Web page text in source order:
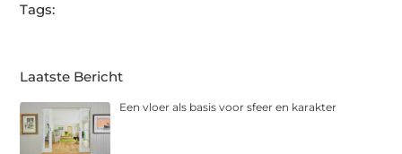
Tags:
Laatste Bericht
Een vloer als basis voor sfeer en karakter